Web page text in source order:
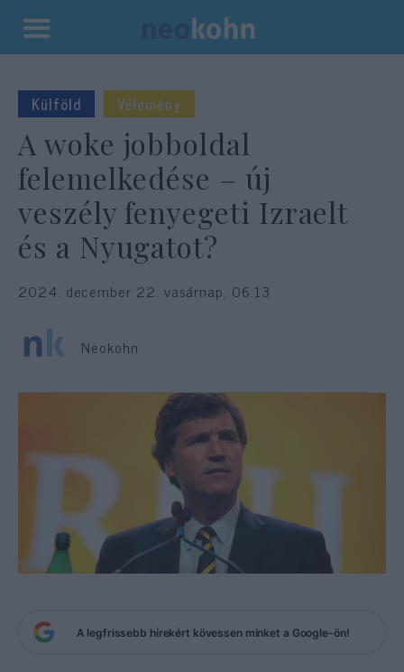
Kilépés
tartalomba
Külföld Vélemény
A woke jobboldal
felemelkedése – új
veszély fenyegeti Izraelt
és a Nyugatot?
2024. december 22. vasárnap, 06:13
Neokohn
A legfrissebb hírekért kövessen minket a Google-ön!